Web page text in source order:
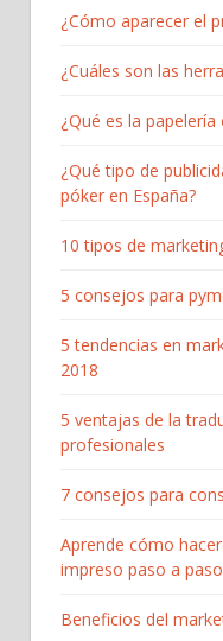
¿Cómo aparecer el
¿Cuáles son las
¿Qué es la
¿Qué tipo de
póker en España?
10 tipos de
5 consejos para
5 tendencias en
2018
5 ventajas de la
profesionales
7 consejos para
Aprende cómo
impreso paso a paso
Beneficios del